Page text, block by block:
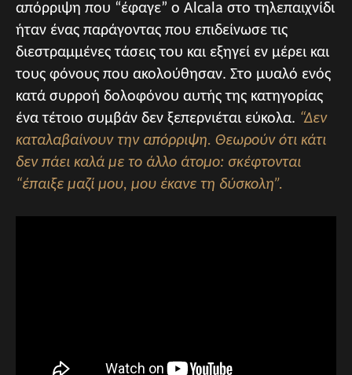
απόρριψη που “έφαγε” ο Alcala στο τηλεπαιχνίδι
ήταν ένας παράγοντας που επιδείνωσε τις
διεστραμμένες τάσεις του και εξηγεί εν μέρει και
τους φόνους που ακολούθησαν. Στο μυαλό ενός
κατά συρροή δολοφόνου αυτής της κατηγορίας
ένα τέτοιο συμβάν δεν ξεπερνιέται εύκολα. “Δεν
καταλαβαίνουν την απόρριψη. Θεωρούν ότι κάτι
δεν πάει καλά με το άλλο άτομο: σκέφτονται
“έπαιξε μαζί μου, μου έκανε τη δύσκολη”.